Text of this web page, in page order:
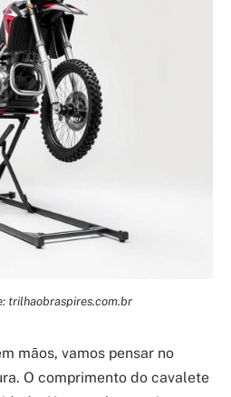
trilhaobraspires.com.br
mãos, vamos pensar no
O comprimento do cavalete